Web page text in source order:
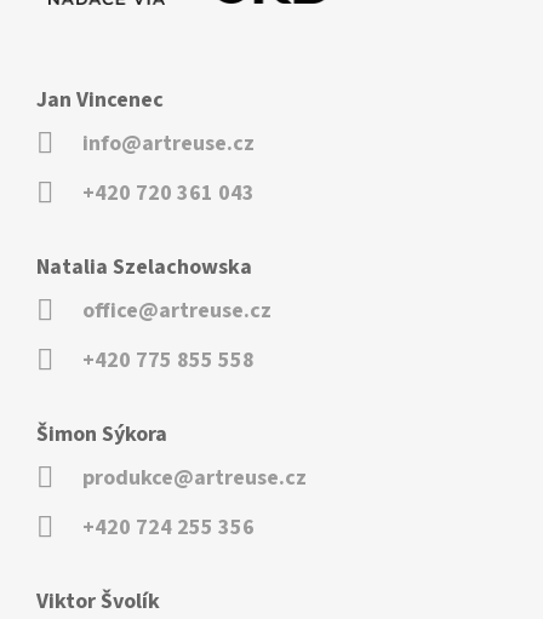
Jan Vincenec
info@artreuse.cz
+420 720 361 043
Natalia Szelachowska
office@artreuse.cz
+420 775 855 558
Šimon Sýkora
produkce@artreuse.cz
+420 724 255 356
Viktor Švolík